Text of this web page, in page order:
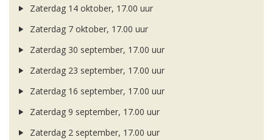
Zaterdag 14 oktober, 17.00 uur
Zaterdag 7 oktober, 17.00 uur
Zaterdag 30 september, 17.00 uur
Zaterdag 23 september, 17.00 uur
Zaterdag 16 september, 17.00 uur
Zaterdag 9 september, 17.00 uur
Zaterdag 2 september, 17.00 uur